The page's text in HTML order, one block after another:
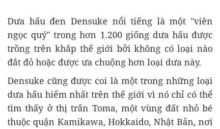
Dưa hấu đen Densuke nổi tiếng là một "viên
ngọc quý" trong hơn 1.200 giống dưa hấu được
trồng trên khắp thế giới bởi không có loại nào
đắt đỏ hoặc được ưa chuộng hơn loại dưa này.
Densuke cũng được coi là một trong những loại
dưa hấu hiếm nhất trên thế giới vì nó chỉ có thể
tìm thấy ở thị trấn Toma, một vùng đất nhỏ bé
thuộc quận Kamikawa, Hokkaido, Nhật Bản, nơi